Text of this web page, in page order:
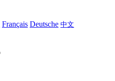
Français Deutsche 中文